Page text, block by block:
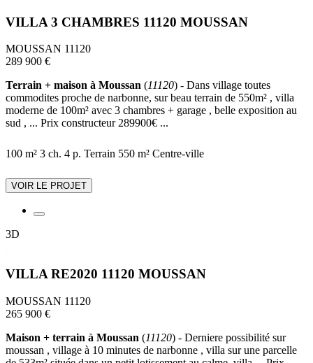
VILLA 3 CHAMBRES 11120 MOUSSAN
MOUSSAN 11120
289 900 €
Terrain + maison à Moussan (11120) - Dans village toutes
commodites proche de narbonne, sur beau terrain de 550m² , villa
moderne de 100m² avec 3 chambres + garage , belle exposition au
sud , ... Prix constructeur 289900€ ...
100 m² 3 ch. 4 p. Terrain 550 m² Centre-ville
VOIR LE PROJET
3D
VILLA RE2020 11120 MOUSSAN
MOUSSAN 11120
265 900 €
Maison + terrain à Moussan (11120) - Derniere possibilité sur
moussan , village à 10 minutes de narbonne , villa sur une parcelle